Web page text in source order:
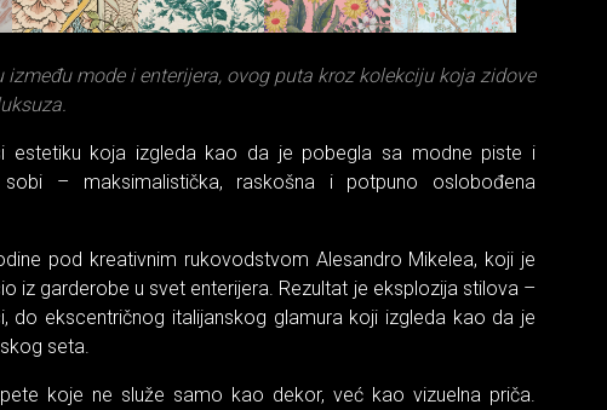
između mode i enterijera, ovog puta kroz kolekciju koja zidove
estetiku koja izgleda kao da je pobegla sa modne piste i
– maksimalistička, raskošna i potpuno oslobođena
pod kreativnim rukovodstvom Alesandro Mikelea, koji je
iz garderobe u svet enterijera. Rezultat je eksplozija stilova –
do ekscentričnog italijanskog glamura koji izgleda kao da je
seta.
koje ne služe samo kao dekor, već kao vizuelna priča.